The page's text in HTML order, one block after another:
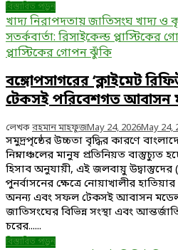
বিস্তারিত পড়ুন
খাদ্য নিরাপদতায় জাতিসংঘ খাদ্য ও
সতর্কবার্তা: রিসাইকেল্ড প্লাস্টিকের
প্লাস্টিকের গোপন ঝুঁকি
বঙ্গোপসাগরের ‘ক্লাইমেট
টেকসই পরিবেশগত আবাসন
লেখকরহমান মাহফুজMay 24, 2026May 24,
সমুদ্রপৃষ্ঠের উচ্চতা বৃদ্ধির কারণে
নিম্নাঞ্চলের মানুষ প্রতিনিয়ত বাস্তুচ্যুত
হিসাব অনুযায়ী, এই জলবায়ু
পুনর্বাসনের ক্ষেত্রে নোয়াখালীর
অনন্য এবং সফল টেকসই আবাসন মডেল
জাতিসংঘের বিভিন্ন সংস্থা এবং
চরের......
বিস্তারিত পড়ুন